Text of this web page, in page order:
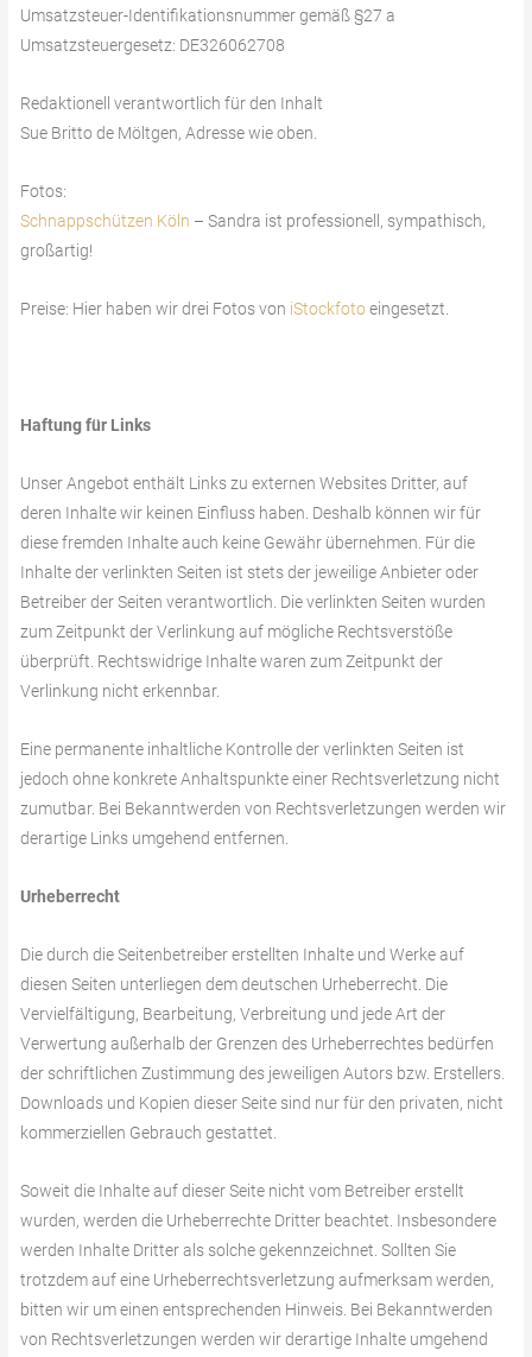
Umsatzsteuer-Identifikationsnummer gemäß §27 a
Umsatzsteuergesetz: DE326062708
Redaktionell verantwortlich für den Inhalt
Sue Britto de Möltgen, Adresse wie oben.
Fotos:
Schnappschützen Köln – Sandra ist professionell, sympathisch,
großartig!
Preise: Hier haben wir drei Fotos von iStockfotoeingesetzt.
Haftung für Links
Unser Angebot enthält Links zu externen Websites Dritter, auf
deren Inhalte wir keinen Einfluss haben. Deshalb können wir für
diese fremden Inhalte auch keine Gewähr übernehmen. Für die
Inhalte der verlinkten Seiten ist stets der jeweilige Anbieter oder
Betreiber der Seiten verantwortlich. Die verlinkten Seiten wurden
zum Zeitpunkt der Verlinkung auf mögliche Rechtsverstöße
überprüft. Rechtswidrige Inhalte waren zum Zeitpunkt der
Verlinkung nicht erkennbar.
Eine permanente inhaltliche Kontrolle der verlinkten Seiten ist
jedoch ohne konkrete Anhaltspunkte einer Rechtsverletzung nicht
zumutbar. Bei Bekanntwerden von Rechtsverletzungen werden wir
derartige Links umgehend entfernen.
Urheberrecht
Die durch die Seitenbetreiber erstellten Inhalte und Werke auf
diesen Seiten unterliegen dem deutschen Urheberrecht. Die
Vervielfältigung, Bearbeitung, Verbreitung und jede Art der
Verwertung außerhalb der Grenzen des Urheberrechtes bedürfen
der schriftlichen Zustimmung des jeweiligen Autors bzw. Erstellers.
Downloads und Kopien dieser Seite sind nur für den privaten, nicht
kommerziellen Gebrauch gestattet.
Soweit die Inhalte auf dieser Seite nicht vom Betreiber erstellt
wurden, werden die Urheberrechte Dritter beachtet. Insbesondere
werden Inhalte Dritter als solche gekennzeichnet. Sollten Sie
trotzdem auf eine Urheberrechtsverletzung aufmerksam werden,
bitten wir um einen entsprechenden Hinweis. Bei Bekanntwerden
von Rechtsverletzungen werden wir derartige Inhalte umgehend